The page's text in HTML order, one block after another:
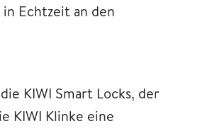
Echtzeit an den
KIWI Smart Locks, der
KIWI Klinke eine